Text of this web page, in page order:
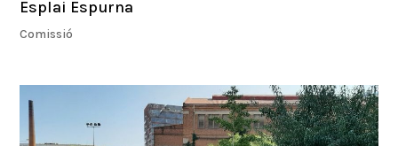
Esplai Espurna
Comissió